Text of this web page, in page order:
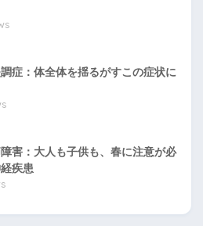
症：体全体を揺るがすこの症状に
害：大人も子供も、春に注意が必
疾患